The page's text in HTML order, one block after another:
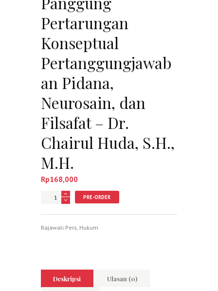
Pertarungan
Konseptual
Pertanggungjawab
an Pidana,
Neurosain, dan
Filsafat – Dr.
Chairul Huda, S.H.,
M.H.
Rp168,000
Jumlah PRE-ORDER
Rajawali Pers, Hukum
Deskripsi Ulasan (0)